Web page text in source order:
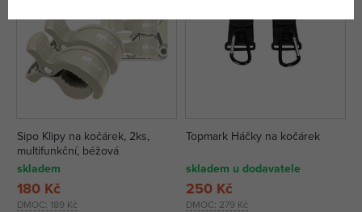
Sipo Klipy na kočárek, 2ks,
multifunkční, béžová
skladem
DMOC: 189 Kč
180 Kč
Topmark Háčky na kočárek
skladem u dodavatele
DMOC: 279 Kč
250 Kč